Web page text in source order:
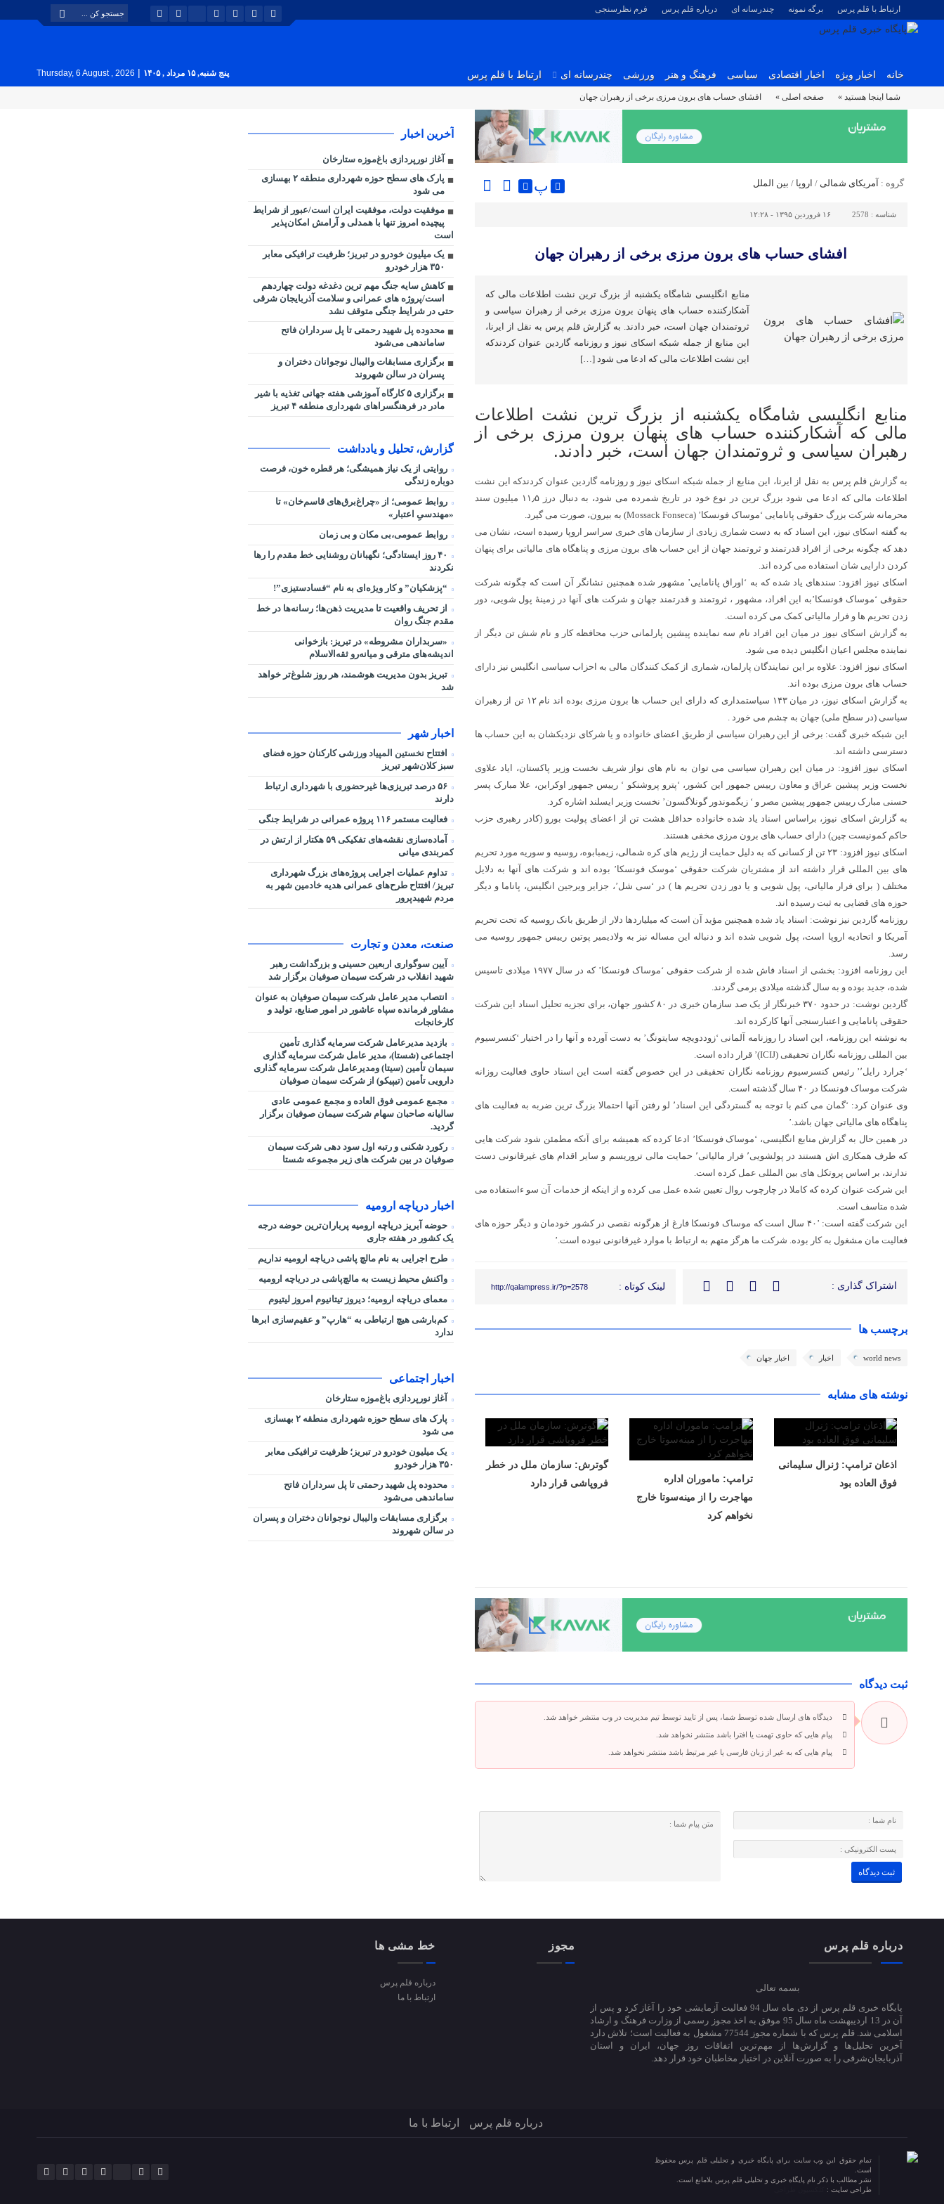
ارتباط با قلم پرس برگه نمونه چندرسانه ای درباره قلم پرس فرم نظرسنجی
خانه اخبار ویژه اخبار اقتصادی سیاسی فرهنگ و هنر ورزشی چندرسانه ای ارتباط با قلم پرس پنج شنبه, ۱۵ مرداد , ۱۴۰۵ |
Thursday, 6 August , 2026
شما اینجا هستید » صفحه اصلی » افشای حساب های برون مرزی برخی از رهبران جهان
گروه : آمریکای شمالی / اروپا / بین الملل پ
شناسه : 2578 ۱۶ فروردین ۱۳۹۵ - ۱۲:۲۸
افشای حساب های برون مرزی برخی از رهبران جهان
منابع انگلیسی شامگاه یکشنبه از بزرگ ترین نشت اطلاعات مالی که
آشکارکننده حساب های پنهان برون مرزی برخی از رهبران سیاسی و
ثروتمندان جهان است، خبر دادند. به گزارش قلم پرس به نقل از ایرنا،
این منابع از جمله شبکه اسکای نیوز و روزنامه گاردین عنوان کردندکه
این نشت اطلاعات مالی که ادعا می شود […]
منابع انگلیسی شامگاه یکشنبه از بزرگ ترین نشت اطلاعات
مالی که آشکارکننده حساب های پنهان برون مرزی برخی از
رهبران سیاسی و ثروتمندان جهان است، خبر دادند.
به گزارش قلم پرس به نقل از ایرنا، این منابع از جمله شبکه اسکای نیوز و روزنامه گاردین عنوان کردندکه این نشت
اطلاعات مالی که ادعا می شود بزرگ ترین در نوع خود در تاریخ شمرده می شود، به دنبال درز ۱۱٫۵ میلیون سند
محرمانه شرکت بزرگ حقوقی پانامایی ‘موساک فونسکا’ (Mossack Fonseca) به بیرون، صورت می گیرد.
به گفته اسکای نیوز، این اسناد که به دست شماری زیادی از سازمان های خبری سراسر اروپا رسیده است، نشان می
دهد که چگونه برخی از افراد قدرتمند و ثروتمند جهان از این حساب های برون مرزی و پناهگاه های مالیاتی برای پنهان
کردن دارایی شان استفاده می کرده اند.
اسکای نیوز افزود: سندهای یاد شده که به ‘اوراق پانامایی’ مشهور شده همچنین نشانگر آن است که چگونه شرکت
حقوقی ‘موساک فونسکا’به این افراد، مشهور ، ثروتمند و قدرتمند جهان و شرکت های آنها در زمینهٔ پول شویی، دور
زدن تحریم ها و فرار مالیاتی کمک می کرده است.
به گزارش اسکای نیوز در میان این افراد نام سه نماینده پیشین پارلمانی حزب محافظه کار و نام شش تن دیگر از
نماینده مجلس اعیان انگلیس دیده می شود.
اسکای نیوز افزود: علاوه بر این نمایندگان پارلمان، شماری از کمک کنندگان مالی به احزاب سیاسی انگلیس نیز دارای
حساب های برون مرزی بوده اند.
به گزارش اسکای نیوز، در میان ۱۴۳ سیاستمداری که دارای این حساب ها برون مرزی بوده اند نام ۱۲ تن از رهبران
سیاسی (در سطح ملی) جهان به چشم می خورد .
این شبکه خبری گفت: برخی از این رهبران سیاسی از طریق اعضای خانواده و یا شرکای نزدیکشان به این حساب ها
دسترسی داشته اند.
اسکای نیوز افزود: در میان این رهبران سیاسی می توان به نام های نواز شریف نخست وزیر پاکستان، ایاد علاوی
نخست وزیر پیشین عراق و معاون رییس جمهور این کشور، ‘پترو پروشنکو ‘ رییس جمهور اوکراین، علا مبارک پسر
حسنی مبارک رییس جمهور پیشین مصر و ‘ زیگموندور گونلاگسون’ نخست وزیر ایسلند اشاره کرد.
به گزارش اسکای نیوز، براساس اسناد یاد شده خانواده حداقل هشت تن از اعضای پولیت بورو (کادر رهبری حزب
حاکم کمونیست چین) دارای حساب های برون مرزی مخفی هستند.
اسکای نیوز افزود: ۲۳ تن از کسانی که به دلیل حمایت از رژیم های کره شمالی، زیمبابوه، روسیه و سوریه مورد تحریم
های بین المللی قرار داشته اند از مشتریان شرکت حقوقی ‘موسک فونسکا’ بوده اند و شرکت های آنها به دلایل
مختلف ( برای فرار مالیاتی، پول شویی و یا دور زدن تحریم ها ) در ‘سی شل’، جزایر ویرجین انگلیس، پاناما و دیگر
حوزه های قضایی به ثبت رسیده اند.
روزنامه گاردین نیز نوشت: اسناد یاد شده همچنین مؤید آن است که میلیاردها دلار از طریق بانک روسیه که تحت تحریم
آمریکا و اتحادیه اروپا است، پول شویی شده اند و دنباله این مساله نیز به ولادیمیر پوتین رییس جمهور روسیه می
رسد.
این روزنامه افزود: بخشی از اسناد فاش شده از شرکت حقوقی ‘موساک فونسکا’ که در سال ۱۹۷۷ میلادی تاسیس
شده، جدید بوده و به سال گذشته میلادی برمی گردند.
گاردین نوشت: در حدود ۳۷۰ خبرنگار از یک صد سازمان خبری در ۸۰ کشور جهان، برای تجزیه تحلیل اسناد این شرکت
حقوقی پانامایی و اعتبارسنجی آنها کارکرده اند.
به نوشته این روزنامه، این اسناد را روزنامه آلمانی ‘زوددویچه سایتونگ’ به دست آورده و آنها را در اختیار ‘کنسرسیوم
بین المللی روزنامه نگاران تحقیقی (ICIJ)’ قرار داده است.
‘جرارد رایل٬’ رئیس کنسرسیوم روزنامه نگاران تحقیقی در این خصوص گفته است این اسناد حاوی فعالیت روزانه
شرکت موساک فونسکا در ۴۰ سال گذشته است.
وی عنوان کرد: ‘گمان می کنم با توجه به گستردگی این اسناد٬ لو رفتن آنها احتمالا بزرگ ترین ضربه به فعالیت های
پناهگاه های مالیاتی جهان باشد.’
در همین حال به گزارش منابع انگلیسی، ‘موساک فونسکا’ ادعا کرده که همیشه برای آنکه مطمئن شود شرکت هایی
که طرف همکاری اش هستند در پولشویی٬ فرار مالیاتی٬ حمایت مالی تروریسم و سایر اقدام های غیرقانونی دست
ندارند، بر اساس پروتکل های بین المللی عمل کرده است.
این شرکت عنوان کرده که کاملا در چارچوب روال تعیین شده عمل می کرده و از اینکه از خدمات آن سو ءاستفاده می
شده متاسف است.
این شرکت گفته است: ’۴۰ سال است که موساک فونسکا فارغ از هرگونه نقصی در کشور خودمان و دیگر حوزه های
فعالیت مان مشغول به کار بوده. شرکت ما هرگز متهم به ارتباط با موارد غیرقانونی نبوده است.’
اشتراک گذاری : لینک کوتاه : http://qalampress.ir/?p=2578
برچسب ها
world news اخبار اخبار جهان
نوشته های مشابه
اذعان ترامپ: ژنرال سلیمانی
فوق العاده بود
ترامپ: ماموران اداره
مهاجرت را از مینه‌سوتا خارج
نخواهم کرد
گوترش: سازمان ملل در خطر
فروپاشی قرار دارد
ثبت دیدگاه
دیدگاه های ارسال شده توسط شما، پس از تایید توسط تیم مدیریت در وب منتشر خواهد شد.
پیام هایی که حاوی تهمت یا افترا باشد منتشر نخواهد شد.
پیام هایی که به غیر از زبان فارسی یا غیر مرتبط باشد منتشر نخواهد شد.
آخرین اخبار
آغاز نورپردازی باغ‌موزه ستارخان
پارک های سطح حوزه شهرداری منطقه ۲ بهسازی
می شود
موفقیت دولت، موفقیت ایران است/عبور از شرایط
پیچیده امروز تنها با همدلی و آرامش امکان‌پذیر
است
یک میلیون خودرو در تبریز؛ ظرفیت ترافیکی معابر
۳۵۰ هزار خودرو
کاهش سایه جنگ مهم ‌ترین دغدغه دولت چهاردهم
است/پروژه ‌های عمرانی و سلامت آذربایجان شرقی
حتی در شرایط جنگی متوقف نشد
محدوده پل شهید رحمتی تا پل سرداران فاتح
ساماندهی می‌شود
برگزاری مسابقات والیبال نوجوانان دختران و
پسران در سالن شهروند
برگزاری ۵ کارگاه آموزشی هفته جهانی تغذیه با شیر
مادر در فرهنگسراهای شهرداری منطقه ۴ تبریز
گزارش، تحلیل و یادداشت
روایتی از یک نیاز همیشگی؛ هر قطره خون، فرصت
دوباره زندگی
روابط عمومی؛ از «چراغ‌برق‌های قاسم‌خان» تا
«مهندسیِ اعتبار»
روابط عمومی،بی مکان و بی زمان
۴۰ روز ایستادگی؛ نگهبانان روشنایی خط مقدم را رها
نکردند
“پزشکیان” و کار ویژه‌ای به نام “فسادستیزی”!
از تحریف واقعیت تا مدیریت ذهن‌ها؛ رسانه‌ها در خط
مقدم جنگ روان
«سربداران مشروطه» در تبریز: بازخوانی
اندیشه‌های مترقی و میانه‌رو ثقه‌الاسلام
تبریز بدون مدیریت هوشمند، هر روز شلوغ‌تر خواهد
شد
اخبار شهر
افتتاح نخستین المپیاد ورزشی کارکنان حوزه فضای
سبز کلان‌شهر تبریز
۵۶ درصد تبریزی‌ها غیرحضوری با شهرداری ارتباط
دارند
فعالیت مستمر ۱۱۶ پروژه عمرانی در شرایط جنگی
آماده‌سازی نقشه‌های تفکیکی ۵۹ هکتار از ارتش در
کمربندی میانی
تداوم عملیات اجرایی پروژه‌های بزرگ شهرداری
تبریز/ افتتاح طرح‌های عمرانی هدیه خادمین شهر به
مردم شهیدپرور
صنعت، معدن و تجارت
آیین سوگواری اربعین حسینی و بزرگداشت رهبر
شهید انقلاب در شرکت سیمان صوفیان برگزار شد
انتصاب مدیر عامل شرکت سیمان صوفیان به عنوان
مشاور فرمانده سپاه عاشور در امور صنایع، تولید و
کارخانجات
بازدید مدیرعامل شرکت سرمایه گذاری تأمین
اجتماعی (شستا)، مدیر عامل شرکت سرمایه گذاری
سیمان تأمین (سیتا) ومدیرعامل شرکت سرمایه گذاری
دارویی تأمین (تیپیکو) از شرکت سیمان صوفیان
مجمع عمومی فوق العاده و مجمع عمومی عادی
سالیانه صاحبان سهام شرکت سیمان صوفیان برگزار
گردید.
رکورد شکنی و رتبه اول سود دهی شرکت سیمان
صوفیان در بین شرکت های زیر مجموعه شستا
اخبار دریاچه ارومیه
حوضه آبریز دریاچه ارومیه پرباران‌ترین حوضه‌ درجه
یک کشور در هفته جاری
طرح اجرایی به نام مالچ پاشی دریاچه ارومیه نداریم
واکنش محیط زیست به مالچ‌پاشی در دریاچه ارومیه
معمای دریاچه ارومیه؛ دیروز تیتانیوم امروز لیتیوم
کم‌بارشی هیچ ارتباطی به “هارپ” و عقیم‌سازی ابرها
ندارد
اخبار اجتماعی
آغاز نورپردازی باغ‌موزه ستارخان
پارک های سطح حوزه شهرداری منطقه ۲ بهسازی
می شود
یک میلیون خودرو در تبریز؛ ظرفیت ترافیکی معابر
۳۵۰ هزار خودرو
محدوده پل شهید رحمتی تا پل سرداران فاتح
ساماندهی می‌شود
برگزاری مسابقات والیبال نوجوانان دختران و پسران
در سالن شهروند
درباره قلم پرس
بسمه تعالی
پایگاه خبری قلم پرس از دی ماه سال 94 فعالیت آزمایشی خود را آغاز کرد و پس از
آن در 13 اردیبهشت ماه سال 95 موفق به اخذ مجوز رسمی از وزارت فرهنگ و ارشاد
اسلامی شد. قلم پرس که با شماره مجوز 77544 مشغول به فعالیت است؛ تلاش دارد
آخرین تحلیل‌ها و گزارش‌ها از مهم‌ترین اتفاقات روز جهان، ایران و استان
آذربایجان‌شرقی را به صورت آنلاین در اختیار مخاطبان خود قرار دهد.
مجوز خط مشی ها
درباره قلم پرس
ارتباط با ما
درباره قلم پرس ارتباط با ما
تمام حقوق این وب سایت برای پایگاه خبری و تحلیلی قلم پرس محفوظ
است.
نشر مطالب با ذکر نام پایگاه خبری و تحلیلی قلم پرس بلامانع است.
طراحی سایت :